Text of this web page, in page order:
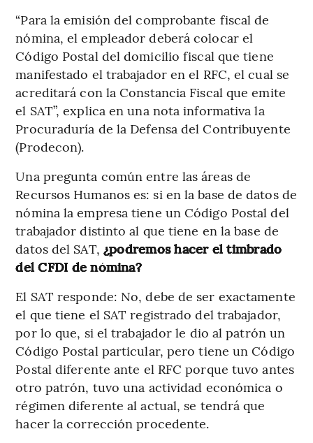
“Para la emisión del comprobante fiscal de
nómina, el empleador deberá colocar el
Código Postal del domicilio fiscal que tiene
manifestado el trabajador en el RFC, el cual se
acreditará con la Constancia Fiscal que emite
el SAT”, explica en una nota informativa la
Procuraduría de la Defensa del Contribuyente
(Prodecon).
Una pregunta común entre las áreas de
Recursos Humanos es: si en la base de datos de
nómina la empresa tiene un Código Postal del
trabajador distinto al que tiene en la base de
datos del SAT, ¿podremos hacer el timbrado
del CFDI de nómina?
El SAT responde: No, debe de ser exactamente
el que tiene el SAT registrado del trabajador,
por lo que, si el trabajador le dio al patrón un
Código Postal particular, pero tiene un Código
Postal diferente ante el RFC porque tuvo antes
otro patrón, tuvo una actividad económica o
régimen diferente al actual, se tendrá que
hacer la corrección procedente.